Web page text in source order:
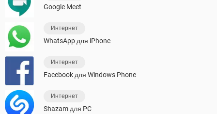
Google Meet
Интернет
WhatsApp для iPhone
Интернет
Facebook для Windows Phone
Интернет
Shazam для PC